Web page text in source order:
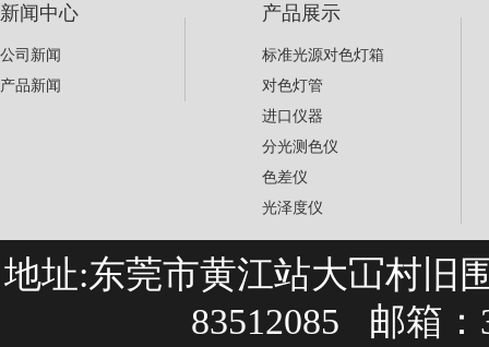
新闻中心
公司新闻
产品新闻
产品展示
标准光源对色灯箱
对色灯管
进口仪器
分光测色仪
色差仪
光泽度仪
地址:东莞市黄江站大冚村旧
83512085 邮箱：